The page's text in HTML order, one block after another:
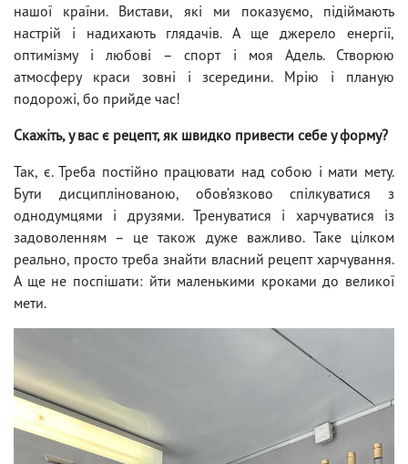
нашої країни. Вистави, які ми показуємо, підіймають
настрій і надихають глядачів. А ще джерело енергії,
оптимізму і любові – спорт і моя Адель. Створюю
атмосферу краси зовні і зсередини. Мрію і планую
подорожі, бо прийде час!
Скажіть, у вас є рецепт, як швидко привести себе у форму?
Так, є. Треба постійно працювати над собою і мати мету.
Бути дисциплінованою, обов’язково спілкуватися з
однодумцями і друзями. Тренуватися і харчуватися із
задоволенням – це також дуже важливо. Таке цілком
реально, просто треба знайти власний рецепт харчування.
А ще не поспішати: йти маленькими кроками до великої
мети.